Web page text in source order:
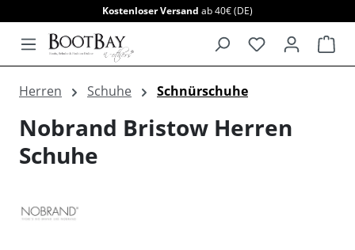
Kostenloser Versand ab 40€ (DE)
Herren Schuhe Schnürschuhe
Nobrand Bristow Herren
Schuhe